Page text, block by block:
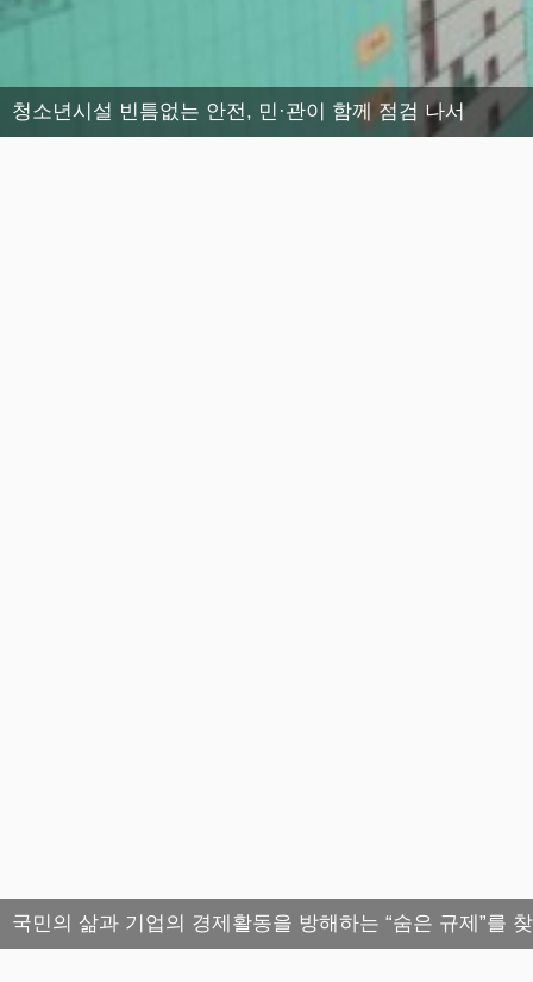
청소년시설 빈틈없는 안전, 민·관이 함께 점검 나서
국민의 삶과 기업의 경제활동을 방해하는 “숨은 규제”를